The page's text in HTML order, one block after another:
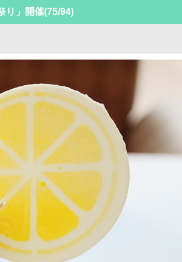
り」開催(75/94)